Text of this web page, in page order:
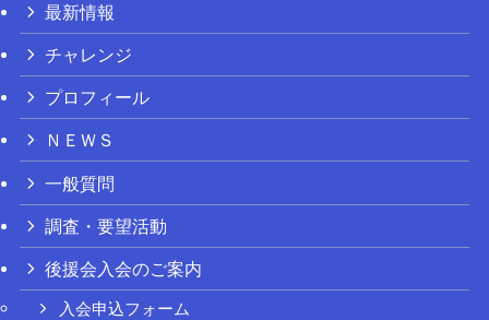
最新情報
チャレンジ
プロフィール
ＮＥＷＳ
一般質問
調査・要望活動
後援会入会のご案内
入会申込フォーム